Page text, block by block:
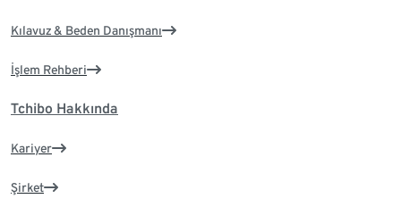
Kılavuz & Beden Danışmanı
İşlem Rehberi
Tchibo Hakkında
Kariyer
Şirket